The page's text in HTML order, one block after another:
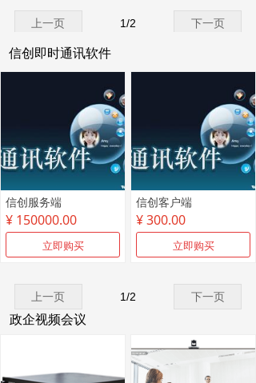
信创即时通讯软件
信创服务端
¥ 150000.00
立即购买
信创客户端
¥ 300.00
立即购买
上一页 下一页
1/2
政企视频会议
上一页 下一页
1/2